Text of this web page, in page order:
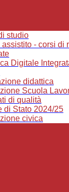
studio
assistito - corsi di
Digitale
didattica
Scuola
di qualità
di Stato 2024/25
civica